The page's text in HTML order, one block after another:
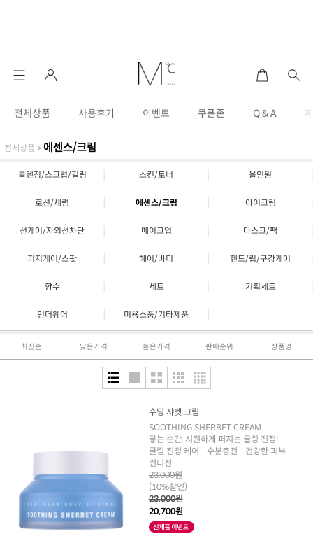
전체상품 사용후기 이벤트 쿠폰존 Q & A
전체상품 > 에센스/크림
클렌징/스크럽/필링 스킨/토너 올인원
로션/세럼 에센스/크림 아이크림
선케어/자외선차단 메이크업 마스크/팩
피지케어/스팟 헤어/바디 핸드/립/구강케어
향수 세트 기획세트
언더웨어 미용소품/기타제품
최신순 낮은가격 높은가격 판매순위 상품명
수딩 샤벳 크림
SOOTHING SHERBET CREAM
닿는 순간, 시원하게 퍼지는 쿨링 진정! -
쿨링 진정 케어 - 수분충전 - 건강한 피부
컨디션
23,000원
(10%할인)
23,000원
20,700원